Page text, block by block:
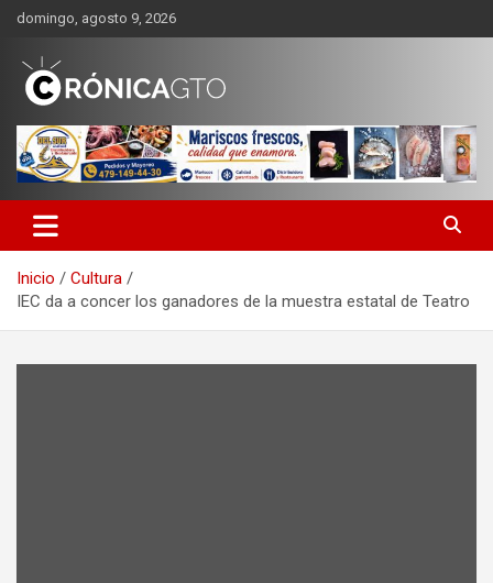
Saltar
contenido
domingo, agosto 9, 2026
CRONICA GUANAJUATO
Inicio
Cultura
IEC da a concer los ganadores de la muestra estatal de Teatro